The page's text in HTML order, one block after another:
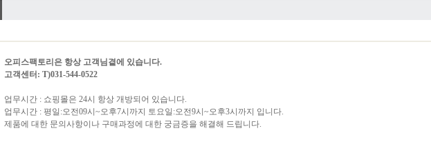
오피스팩토리은 항상 고객님곁에 있습니다.
고객센터: T)031-544-0522
업무시간 : 쇼핑몰은 24시 항상 개방되어 있습니다.
업무시간 : 평일:오전09시~오후7시까지 토요일:오전9시~오후3시까지 입니다.
제품에 대한 문의사항이나 구매과정에 대한 궁금증을 해결해 드립니다.